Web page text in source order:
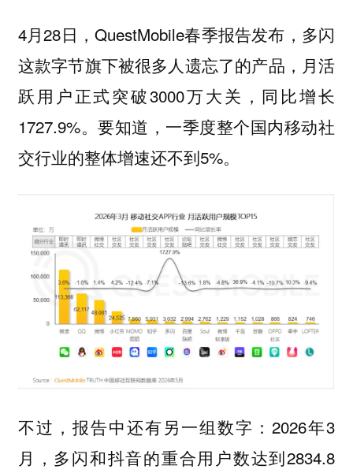
4月28日，QuestMobile春季报告发布，多闪
这款字节旗下被很多人遗忘了的产品，月活
跃用户正式突破3000万大关，同比增长
1727.9%。要知道，一季度整个国内移动社
交行业的整体增速还不到5%。
不过，报告中还有另一组数字：2026年3
月，多闪和抖音的重合用户数达到2834.8